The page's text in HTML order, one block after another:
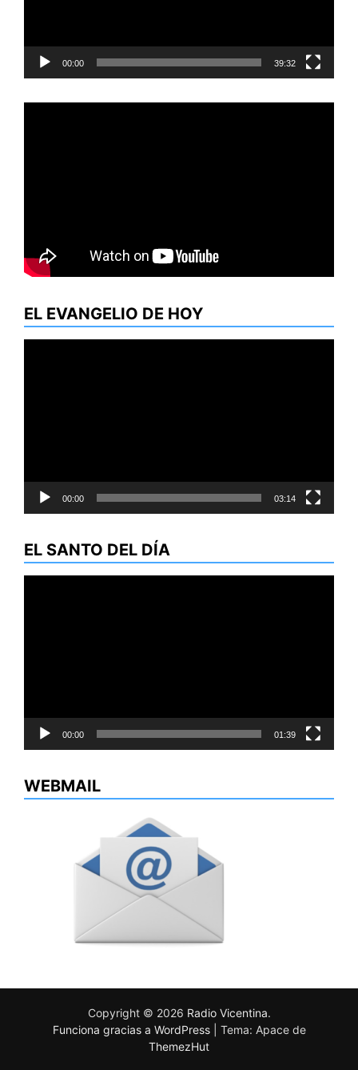
00:00 39:32
EL EVANGELIO DE HOY
00:00 03:14
EL SANTO DEL DÍA
00:00 01:39
WEBMAIL
Copyright © 2026 Radio Vicentina.
Funciona gracias a WordPress
Tema: Apace de
ThemezHut